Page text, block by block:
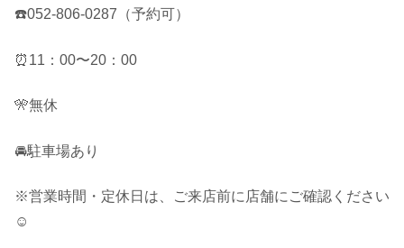
☎️052-806-0287（予約可）
⏰11：00〜20：00
🎌無休
🚘駐車場あり
※営業時間・定休日は、ご来店前に店舗にご確認ください
☺︎